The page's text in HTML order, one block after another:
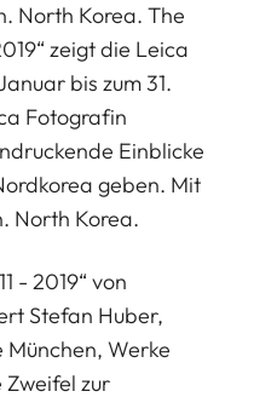
North Korea. The
zeigt die Leica
bis zum 31.
Fotografin
Einblicke
geben. Mit
North Korea.
- 2019“ von
Stefan Huber,
Werke
zur